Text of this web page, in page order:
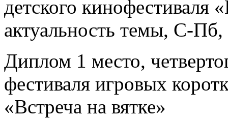
детского кинофестиваля
актуальность темы, С-
Диплом 1 место,
фестиваля игровых
«Встреча на вятке»